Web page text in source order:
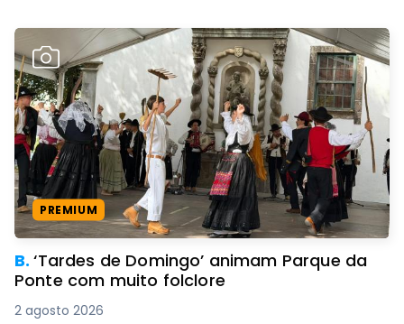
PREMIUM
B.‘Tardes de Domingo’ animam Parque da
Ponte com muito folclore
2 agosto 2026